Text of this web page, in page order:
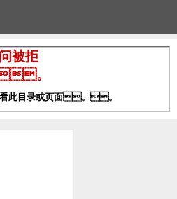
被拒
。
看此目录或页面。。